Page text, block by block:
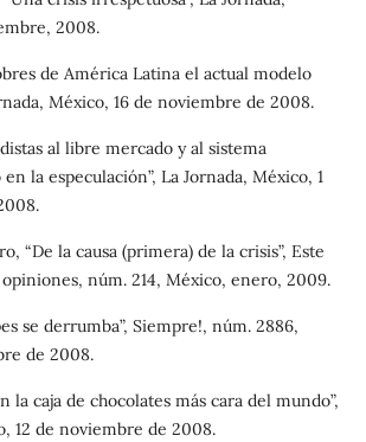
2008.
de América Latina el actual modelo
México, 16 de noviembre de 2008.
al libre mercado y al sistema
la especulación”, La Jornada, México, 1
“De la causa (primera) de la crisis”, Este
opiniones, núm. 214, México, enero, 2009.
se derrumba”, Siempre!, núm. 2886,
de 2008.
la caja de chocolates más cara del mundo”,
12 de noviembre de 2008.